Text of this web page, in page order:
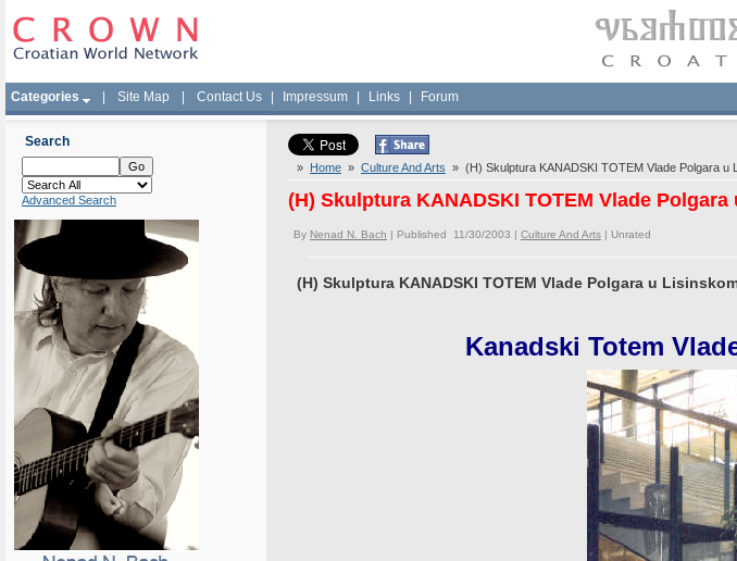
Categories Site Map Contact Us Impressum Links Forum
Search
Advanced Search
» Home » Culture And Arts » (H) Skulptura KANADSKI TOTEM Vlade Polgara u
(H) Skulptura KANADSKI TOTEM Vlade
By Nenad N. Bach | Published 11/30/2003 | Culture And Arts | Unrated
(H) Skulptura KANADSKI TOTEM Vlade Polgara u
Kanadski Totem